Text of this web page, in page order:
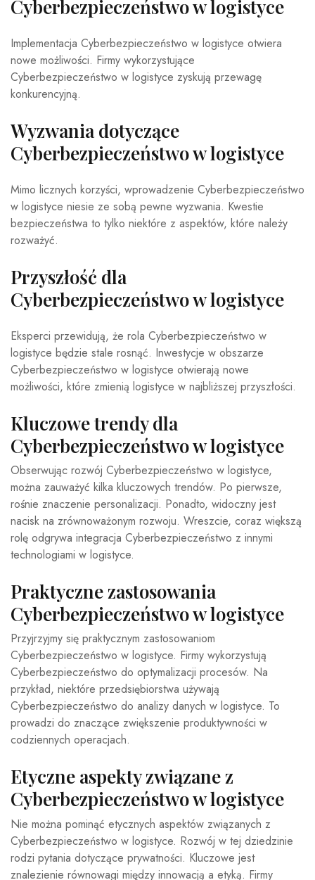
Cyberbezpieczeństwo w logistyce
Implementacja Cyberbezpieczeństwo w logistyce otwiera
nowe możliwości. Firmy wykorzystujące
Cyberbezpieczeństwo w logistyce zyskują przewagę
konkurencyjną.
Wyzwania dotyczące
Cyberbezpieczeństwo w logistyce
Mimo licznych korzyści, wprowadzenie Cyberbezpieczeństwo
w logistyce niesie ze sobą pewne wyzwania. Kwestie
bezpieczeństwa to tylko niektóre z aspektów, które należy
rozważyć.
Przyszłość dla
Cyberbezpieczeństwo w logistyce
Eksperci przewidują, że rola Cyberbezpieczeństwo w
logistyce będzie stale rosnąć. Inwestycje w obszarze
Cyberbezpieczeństwo w logistyce otwierają nowe
możliwości, które zmienią logistyce w najbliższej przyszłości.
Kluczowe trendy dla
Cyberbezpieczeństwo w logistyce
Obserwując rozwój Cyberbezpieczeństwo w logistyce,
można zauważyć kilka kluczowych trendów. Po pierwsze,
rośnie znaczenie personalizacji. Ponadto, widoczny jest
nacisk na zrównoważonym rozwoju. Wreszcie, coraz większą
rolę odgrywa integracja Cyberbezpieczeństwo z innymi
technologiami w logistyce.
Praktyczne zastosowania
Cyberbezpieczeństwo w logistyce
Przyjrzyjmy się praktycznym zastosowaniom
Cyberbezpieczeństwo w logistyce. Firmy wykorzystują
Cyberbezpieczeństwo do optymalizacji procesów. Na
przykład, niektóre przedsiębiorstwa używają
Cyberbezpieczeństwo do analizy danych w logistyce. To
prowadzi do znaczące zwiększenie produktywności w
codziennych operacjach.
Etyczne aspekty związane z
Cyberbezpieczeństwo w logistyce
Nie można pominąć etycznych aspektów związanych z
Cyberbezpieczeństwo w logistyce. Rozwój w tej dziedzinie
rodzi pytania dotyczące prywatności. Kluczowe jest
znalezienie równowagi między innowacją a etyką. Firmy